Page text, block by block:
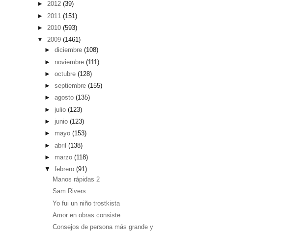
► 2012 (39)
► 2011 (151)
► 2010 (593)
▼ 2009 (1461)
►diciembre(108)
► noviembre(111)
►octubre(128)
►septiembre(155)
►agosto(135)
► julio(123)
► junio(123)
► mayo(153)
►abril(138)
► marzo(118)
▼febrero(91)
Manos rápidas 2
Sam Rivers
Yo fui un niño trostkista
Amor en obras consiste
Consejos de persona más grande y